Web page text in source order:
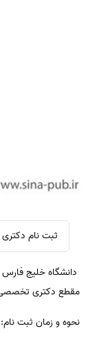
ثبت نام دکتری بدون آزمون سال
دانشگاه خلیج
مقطع دکتری تخصصی رشته
نحوه و زمان ثبت نام: